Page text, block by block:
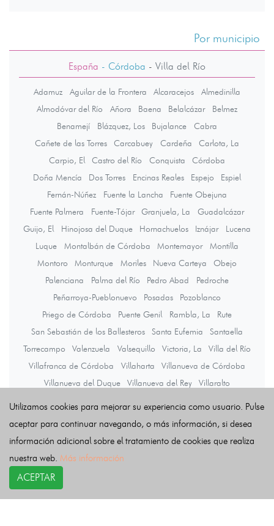
Por municipio
España - Córdoba - Villa del Río
Adamuz Aguilar de la Frontera Alcaracejos
Almedinilla
Almodóvar del Río
Añora Baena Belalcázar
Belmez
Benamejí
Blázquez, Los Bujalance
Cabra
Cañete de las Torres
Carcabuey Cardeña
Carlota, La
Carpio, El
Castro del Río Conquista
Córdoba
Doña Mencía
Dos Torres Encinas Reales Espejo
Espiel
Fernán-Núñez
Fuente la Lancha
Fuente Obejuna
Fuente Palmera
Fuente-Tójar Granjuela, La
Guadalcázar
Guijo, El
Hinojosa del Duque Hornachuelos Iznájar
Lucena
Luque
Montalbán de Córdoba Montemayor
Montilla
Montoro
Monturque Moriles Nueva Carteya
Obejo
Palenciana
Palma del Río Pedro Abad
Pedroche
Peñarroya-Pueblonuevo
Posadas
Pozoblanco
Priego de Córdoba
Puente Genil Rambla, La
Rute
San Sebastián de los Ballesteros
Santa Eufemia
Santaella
Torrecampo
Valenzuela Valsequillo Victoria, La
Villa del Río
Villafranca de Córdoba
Villaharta
Villanueva de Córdoba
Villanueva del Duque
Villanueva del Rey
Villaralto
Villaviciosa de Córdoba
Últimas noticias
Utilizamos cookies para mejorar su experiencia como usuario. Pulse
aceptar para continuar navegando, o más información, si desea
información adicional sobre el tratamiento de cookies que realiza
nuestra web. Más información
ACEPTAR